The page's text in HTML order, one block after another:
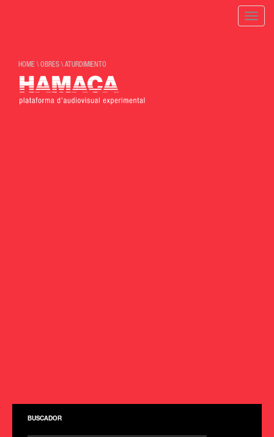
Toggle
HOME \OBRES \ATURDIMIENTO
BUSCADOR